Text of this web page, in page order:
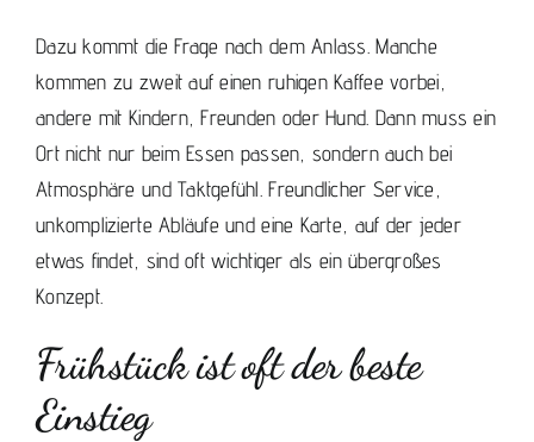
Dazu kommt die Frage nach dem Anlass. Manche
kommen zu zweit auf einen ruhigen Kaffee vorbei,
andere mit Kindern, Freunden oder Hund. Dann muss ein
Ort nicht nur beim Essen passen, sondern auch bei
Atmosphäre und Taktgefühl. Freundlicher Service,
unkomplizierte Abläufe und eine Karte, auf der jeder
etwas findet, sind oft wichtiger als ein übergroßes
Konzept.
Frühstück ist oft der beste
Einstieg